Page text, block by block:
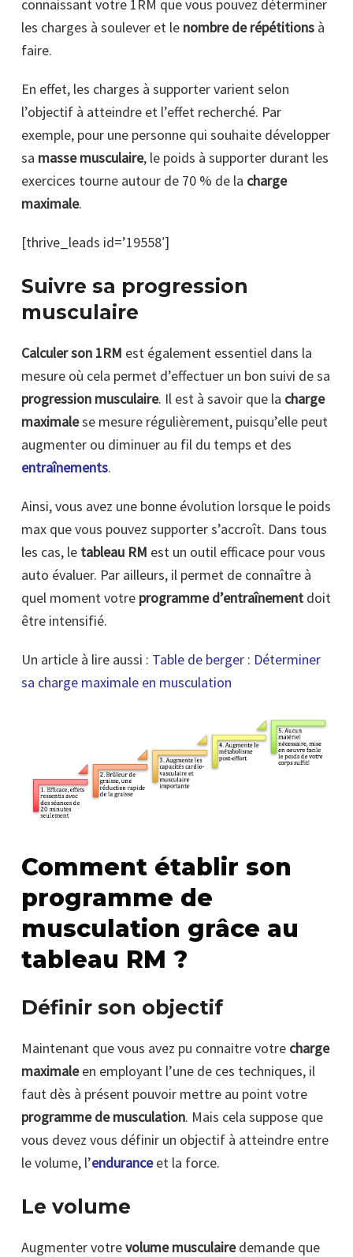
connaissant votre 1RM que vous pouvez déterminer
les charges à soulever et le nombre de répétitions à
faire.
En effet, les charges à supporter varient selon
l’objectif à atteindre et l’effet recherché. Par
exemple, pour une personne qui souhaite développer
sa masse musculaire, le poids à supporter durant les
exercices tourne autour de 70 % de la charge
maximale.
[thrive_leads id=’19558′]
Suivre sa progression
musculaire
Calculer son 1RM est également essentiel dans la
mesure où cela permet d’effectuer un bon suivi de sa
progression musculaire. Il est à savoir que la charge
maximalese mesure régulièrement, puisqu’elle peut
augmenter ou diminuer au fil du temps et des
entraînements.
Ainsi, vous avez une bonne évolution lorsque le poids
max que vous pouvez supporter s’accroît. Dans tous
les cas, le tableau RM est un outil efficace pour vous
auto évaluer. Par ailleurs, il permet de connaître à
quel moment votre programme d’entraînement doit
être intensifié.
Un article à lire aussi : Table de berger : Déterminer
sa charge maximale en musculation
Comment établir son
programme de
musculation grâce au
tableau RM ?
Définir son objectif
Maintenant que vous avez pu connaitre votre charge
maximaleen employant l’une de ces techniques, il
faut dès à présent pouvoir mettre au point votre
programme de musculation. Mais cela suppose que
vous devez vous définir un objectif à atteindre entre
le volume, l’enduranceet la force.
Le volume
Augmenter votrevolume musculairedemande que